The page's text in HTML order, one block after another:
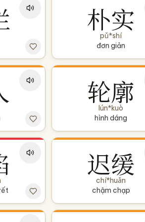
朴实
pǔ*shí
đơn giản
轮廓
lún*kuò
hình dáng
迟缓
chí*huǎn
chậm chạp